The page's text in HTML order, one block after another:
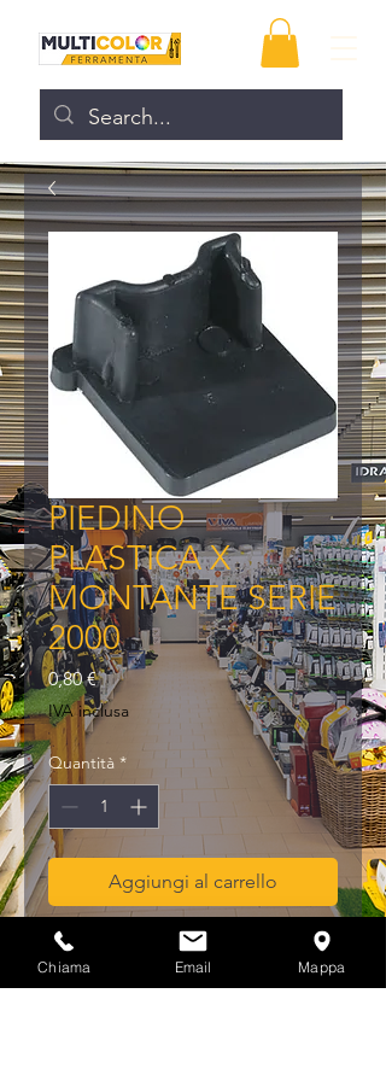
PIEDINO
PLASTICA X
MONTANTE SERIE
2000
0,80 €Prezzo
IVA inclusa
Quantità *
Aggiungi al carrello
PIEDINO PLASTICA X
MONTANTE SERIE 2000
Chiama Email Mappa